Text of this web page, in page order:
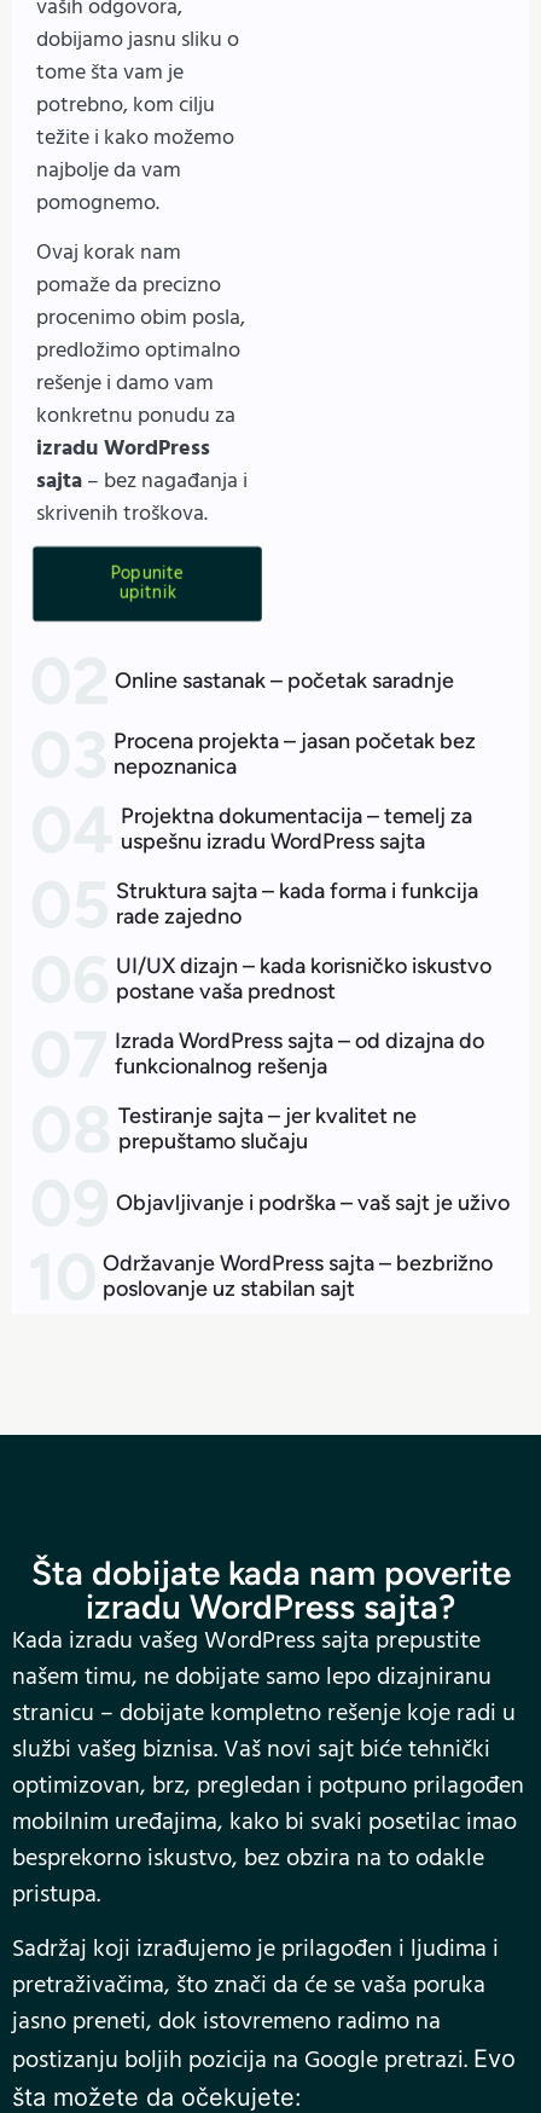
vaših odgovora,
dobijamo jasnu sliku o
tome šta vam je
potrebno, kom cilju
težite i kako možemo
najbolje da vam
pomognemo.
Ovaj korak nam
pomaže da precizno
procenimo obim posla,
predložimo optimalno
rešenje i damo vam
konkretnu ponudu za
izradu WordPress
sajta– bez nagađanja i
skrivenih troškova.
Popunite
upitnik
Online sastanak – početak saradnje
Procena projekta – jasan početak bez
nepoznanica
Projektna dokumentacija – temelj za
uspešnu izradu WordPress sajta
Struktura sajta – kada forma i funkcija
rade zajedno
UI/UX dizajn – kada korisničko iskustvo
postane vaša prednost
Izrada WordPress sajta – od dizajna do
funkcionalnog rešenja
Testiranje sajta – jer kvalitet ne
prepuštamo slučaju
Objavljivanje i podrška – vaš sajt je uživo
Održavanje WordPress sajta – bezbrižno
poslovanje uz stabilan sajt
Šta dobijate kada nam poverite
izradu WordPress sajta?
Kada izradu vašeg WordPress sajta prepustite
našem timu, ne dobijate samo lepo dizajniranu
stranicu – dobijate kompletno rešenje koje radi u
službi vašeg biznisa. Vaš novi sajt biće tehnički
optimizovan, brz, pregledan i potpuno prilagođen
mobilnim uređajima, kako bi svaki posetilac imao
besprekorno iskustvo, bez obzira na to odakle
pristupa.
Sadržaj koji izrađujemo je prilagođen i ljudima i
pretraživačima, što znači da će se vaša poruka
jasno preneti, dok istovremeno radimo na
postizanju boljih pozicija na Google pretrazi. Evo
šta možete da očekujete: